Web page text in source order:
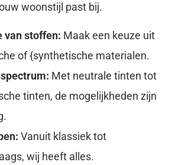
woonstijl past bij.
van stoffen: Maak een keuze uit
of {synthetische materialen.
Met neutrale tinten tot
tinten, de mogelijkheden zijn
Vanuit klassiek tot
wij heeft alles.